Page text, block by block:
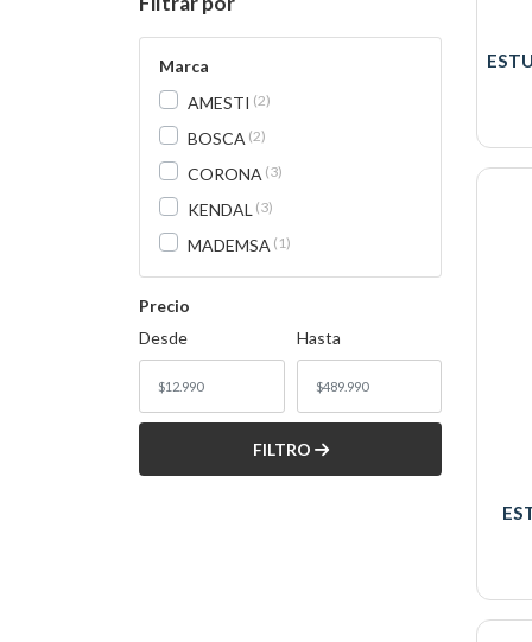
Marca
AMESTI 2
BOSCA 2
CORONA 3
KENDAL 3
MADEMSA 1
PALSON 3
SINDELEN
THOMAS
URSUS TROT 1
Precio
Desde
Hasta
FILTRO